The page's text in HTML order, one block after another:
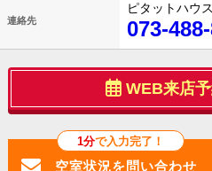
連絡先
ピタットハウ
073-
WEB来店
1分で入力完了！